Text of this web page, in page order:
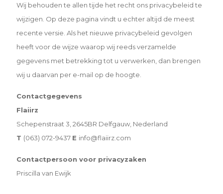
Wij behouden te allen tijde het recht ons privacybeleid te
wijzigen. Op deze pagina vindt u echter altijd de meest
recente versie. Als het nieuwe privacybeleid gevolgen
heeft voor de wijze waarop wij reeds verzamelde
gegevens met betrekking tot u verwerken, dan brengen
wij u daarvan per e-mail op de hoogte.
Contactgegevens
Flaiirz
Schepenstraat 3, 2645BR Delfgauw, Nederland
T (063) 072-9437 E info@flaiirz.com
Contactpersoon voor privacyzaken
Priscilla van Ewijk